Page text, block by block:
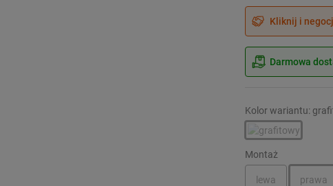
Kliknij i
Darmowa
Kolor wariantu:
Montaż
lewa prawa